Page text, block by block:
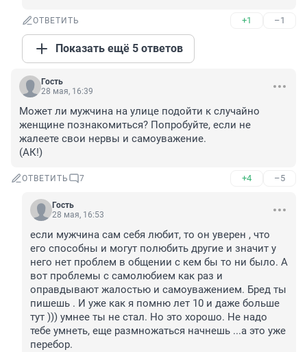
ОТВЕТИТЬ +1 –1
Показать ещё 5 ответов
Гость
28 мая, 16:39
Может ли мужчина на улице подойти к случайно
женщине познакомиться? Попробуйте, если не
жалеете свои нервы и самоуважение.
(АК!)
ОТВЕТИТЬ 7 +4 –5
Гость
28 мая, 16:53
если мужчина сам себя любит, то он уверен , что
его способны и могут полюбить другие и значит у
него нет проблем в общении с кем бы то ни было. А
вот проблемы с самолюбием как раз и
оправдывают жалостью и самоуважением. Бред ты
пишешь . И уже как я помню лет 10 и даже больше
тут ))) умнее ты не стал. Но это хорошо. Не надо
тебе умнеть, еще размножаться начнешь ...а это уже
перебор.